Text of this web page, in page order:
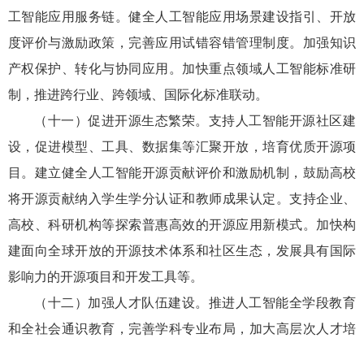
工智能应用服务链。健全人工智能应用场景建设指引、开放
度评价与激励政策，完善应用试错容错管理制度。加强知识
产权保护、转化与协同应用。加快重点领域人工智能标准研
制，推进跨行业、跨领域、国际化标准联动。
（十一）促进开源生态繁荣。支持人工智能开源社区建
设，促进模型、工具、数据集等汇聚开放，培育优质开源项
目。建立健全人工智能开源贡献评价和激励机制，鼓励高校
将开源贡献纳入学生学分认证和教师成果认定。支持企业、
高校、科研机构等探索普惠高效的开源应用新模式。加快构
建面向全球开放的开源技术体系和社区生态，发展具有国际
影响力的开源项目和开发工具等。
（十二）加强人才队伍建设。推进人工智能全学段教育
和全社会通识教育，完善学科专业布局，加大高层次人才培